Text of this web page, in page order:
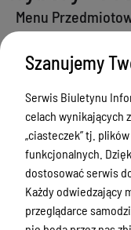
Menu
Gmina Miłakowo
Majątek i finanse
Zamówienia publiczne
Urząd Stanu Cywilnego
Ewidencja ludności,
działalność
Szanujemy
Serwis Biuletynu
celach wynikających
„ciasteczek” tj.
funkcjonalnych.
dostosować serwis
Każdy odwiedzający
przeglądarce